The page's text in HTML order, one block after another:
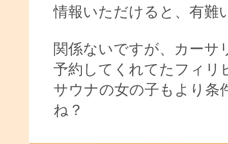
情報いただけると、有難
関係ないですが、カーサ
予約してくれてたフィリ
サウナの女の子もより条
ね？